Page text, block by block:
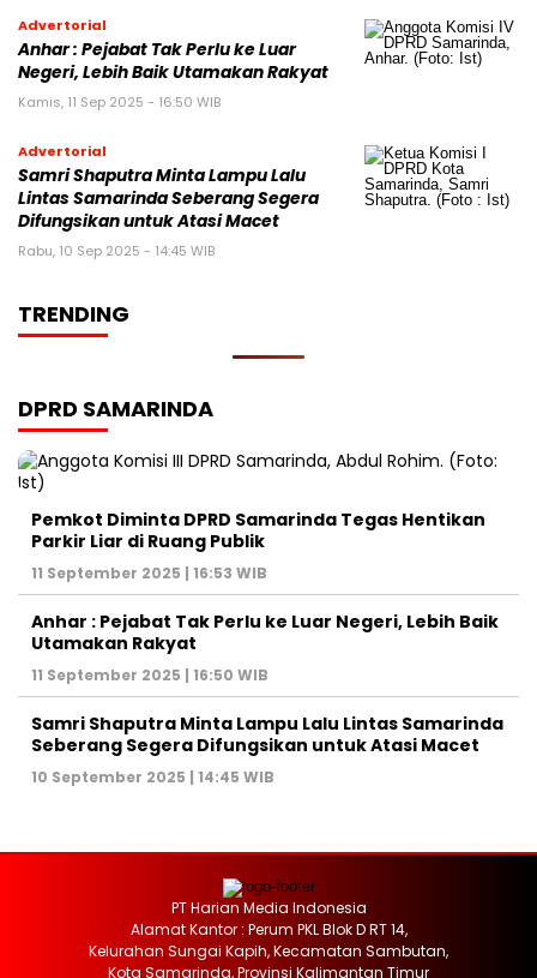
Advertorial
Anhar : Pejabat Tak Perlu ke Luar
Negeri, Lebih Baik Utamakan Rakyat
Kamis, 11 Sep 2025 - 16:50 WIB
Advertorial
Samri Shaputra Minta Lampu Lalu
Lintas Samarinda Seberang Segera
Difungsikan untuk Atasi Macet
Rabu, 10 Sep 2025 - 14:45 WIB
TRENDING
DPRD SAMARINDA
Pemkot Diminta DPRD Samarinda Tegas Hentikan
Parkir Liar di Ruang Publik
11 September 2025 | 16:53 WIB
Anhar : Pejabat Tak Perlu ke Luar Negeri, Lebih Baik
Utamakan Rakyat
11 September 2025 | 16:50 WIB
Samri Shaputra Minta Lampu Lalu Lintas Samarinda
Seberang Segera Difungsikan untuk Atasi Macet
10 September 2025 | 14:45 WIB
PT Harian Media Indonesia
Alamat Kantor : Perum PKL Blok D RT 14,
Kelurahan Sungai Kapih, Kecamatan Sambutan,
Kota Samarinda, Provinsi Kalimantan Timur